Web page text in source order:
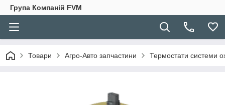
Група Компаній FVM
Товари Агро-Авто запчастини Термостати системи